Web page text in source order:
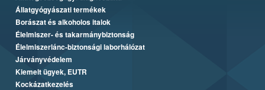
Állatgyógyászati termékek
Borászat és alkoholos italok
Élelmiszer- és takarmánybiztonság
Élelmiszerlánc-biztonsági laborhálózat
Járványvédelem
Kiemelt ügyek, EUTR
Kockázatkezelés